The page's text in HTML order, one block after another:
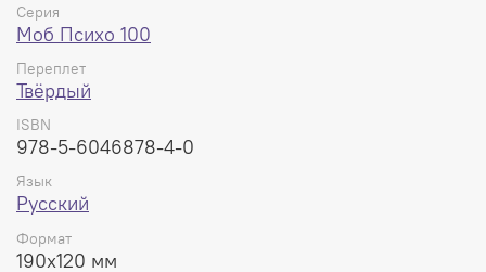
Серия
Моб Психо 100
Переплет
Твёрдый
ISBN
978-5-6046878-4-0
Язык
Русский
Формат
190x120 мм